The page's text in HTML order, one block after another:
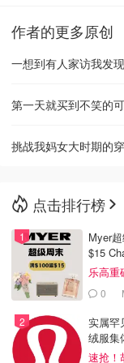
作者的更多原创
一想到有人家访我发
第一天就买到不笑的
挑战我妈女大时期的
点击排行榜
Myer
$15
乐高重
0
实属罕
绒服集
速抢！